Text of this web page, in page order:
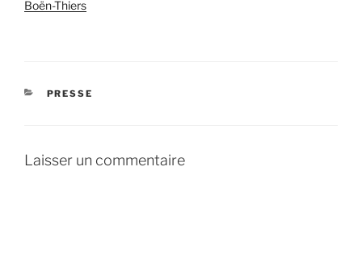
Boën-Thiers
CATÉGORIES
PRESSE
Laisser un commentaire